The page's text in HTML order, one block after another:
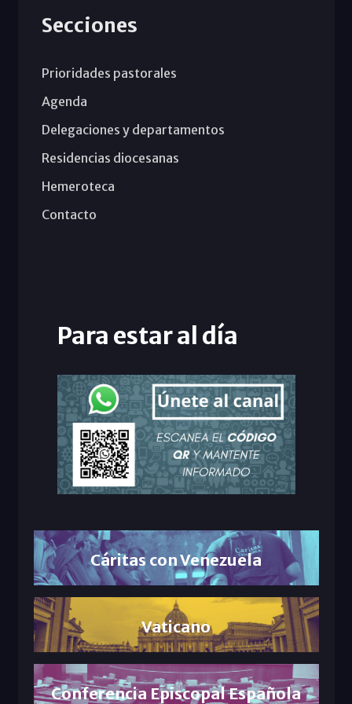
Secciones
Prioridades pastorales
Agenda
Delegaciones y departamentos
Residencias diocesanas
Hemeroteca
Contacto
Para estar al día
Cáritas con Venezuela
Vaticano
Conferencia Episcopal Española